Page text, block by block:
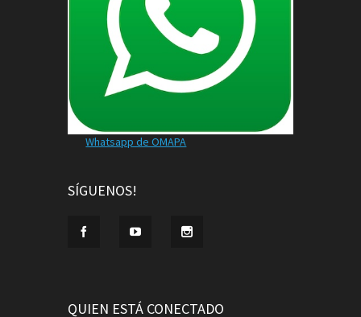
Whatsapp de OMAPA
SÍGUENOS!
QUIEN ESTÁ CONECTADO